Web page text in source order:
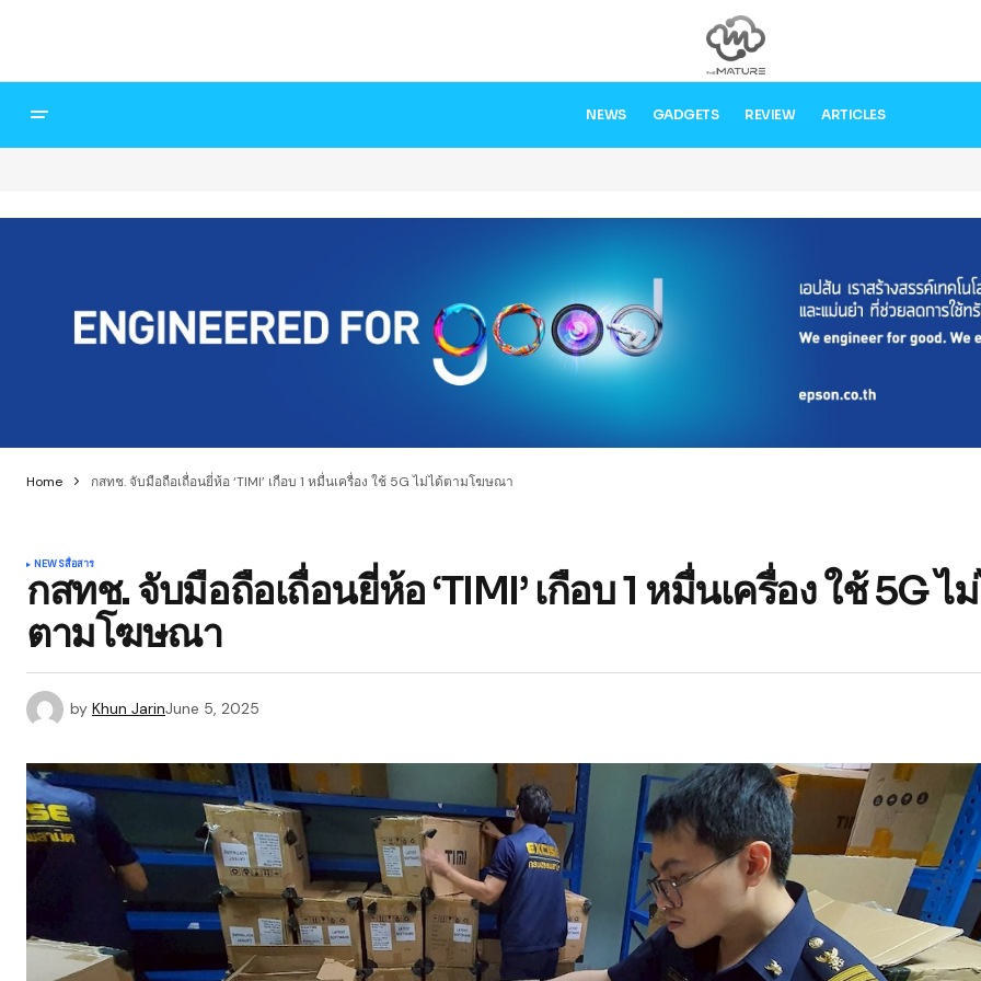
NEWS GADGETS REVIEW ARTICLES
Home กสทช. จับมือถือเถื่อนยี่ห้อ ‘TIMI’ เกือบ 1 หมื่นเครื่อง ใช้ 5G ไม่ได้ตามโฆษณา
NEWSสื่อสาร
กสทช. จับมือถือเถื่อนยี่ห้อ ‘TIMI’ เกือบ 1 หมื่นเครื่อง ใช้ 5G ไ
ตามโฆษณา
by Khun JarinJune 5, 2025